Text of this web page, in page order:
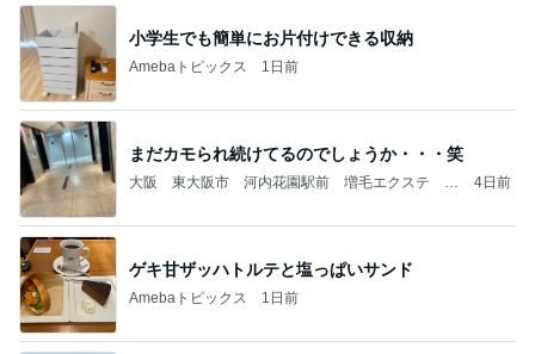
小学生でも簡単にお片付けできる収納
Amebaトピックス 1日前
まだカモられ続けてるのでしょうか・・・笑
大阪 東大阪市 河内花園駅前 増毛エクステ 天
4日前
ゲキ甘ザッハトルテと塩っぱいサンド
Amebaトピックス 1日前